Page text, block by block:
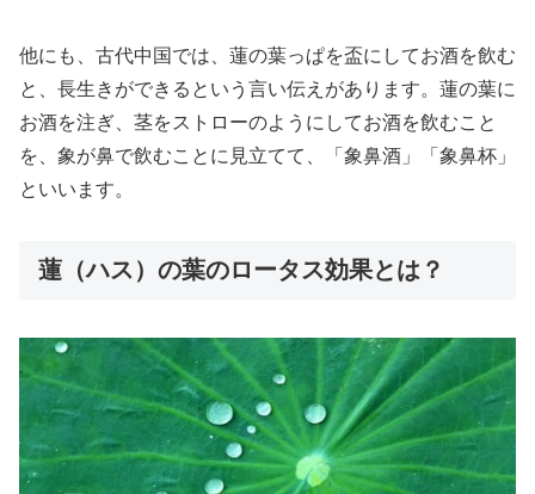
他にも、古代中国では、蓮の葉っぱを盃にしてお酒を飲む
と、長生きができるという言い伝えがあります。蓮の葉に
お酒を注ぎ、茎をストローのようにしてお酒を飲むこと
を、象が鼻で飲むことに見立てて、「象鼻酒」「象鼻杯」
といいます。
蓮（ハス）の葉のロータス効果とは？